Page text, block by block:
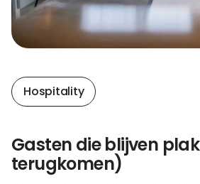
Hospitality
Gasten die blijven
terugkomen)